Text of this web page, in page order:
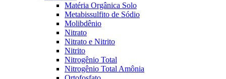
Matéria Orgânica Solo
Metabissulfito de Sódio
Molibdênio
Nitrato
Nitrato e Nitrito
Nitrito
Nitrogênio Total
Nitrogênio Total Amônia